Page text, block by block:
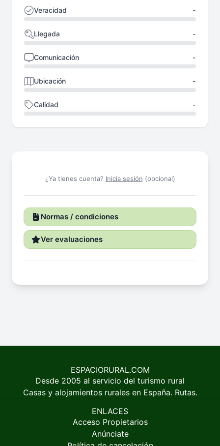
Veracidad -
Llegada -
Comunicación -
Ubicación -
Calidad -
¿Ya tienes cuenta? Inicia sesión (opcional)
Normas / condiciones
Ver evaluaciones
ESPACIORURAL.COM
Desde 2005 al servicio del turismo rural
Casas y alojamientos rurales en España. Rutas.
ENLACES
Acceso Propietarios
Anúnciate